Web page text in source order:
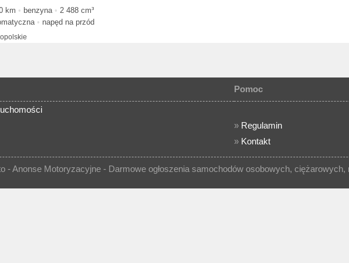
km benzyna
2 488 cm³
napęd na przód
Pomoc
» Regulamin
» Kontakt
- Anonse Motoryzacyjne - Darmowe ogłoszenia samochodów osobowych, ciężarowych,